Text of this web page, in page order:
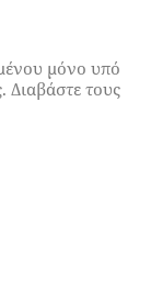
μόνο υπό
Διαβάστε τους